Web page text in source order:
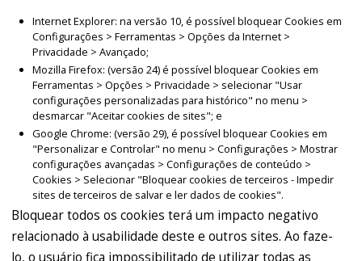
Internet Explorer: na versão 10, é possível bloquear Cookies em
Configurações > Ferramentas > Opções da Internet >
Privacidade > Avançado;
Mozilla Firefox: (versão 24) é possível bloquear Cookies em
Ferramentas > Opções > Privacidade > selecionar "Usar
configurações personalizadas para histórico" no menu >
desmarcar "Aceitar cookies de sites"; e
Google Chrome: (versão 29), é possível bloquear Cookies em
"Personalizar e Controlar" no menu > Configurações > Mostrar
configurações avançadas > Configurações de conteúdo >
Cookies > Selecionar "Bloquear cookies de terceiros - Impedir
sites de terceiros de salvar e ler dados de cookies".
Bloquear todos os cookies terá um impacto negativo
relacionado à usabilidade deste e outros sites. Ao faze-